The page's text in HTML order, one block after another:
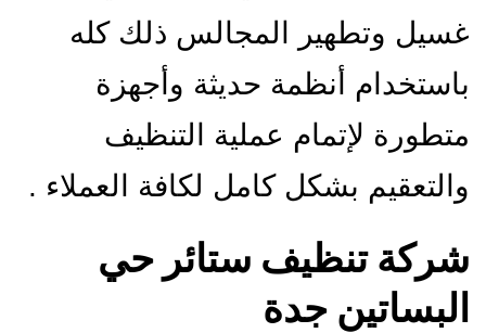
غسيل وتطهير المجالس ذلك كله
باستخدام أنظمة حديثة وأجهزة
متطورة لإتمام عملية التنظيف
والتعقيم بشكل كامل لكافة العملاء .
شركة تنظيف ستائر حي
البساتين جدة